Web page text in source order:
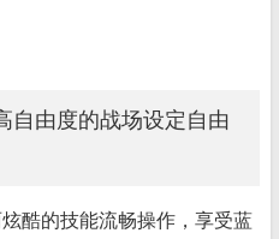
自由度的战场设定自由
酷的技能流畅操作，享受蓝